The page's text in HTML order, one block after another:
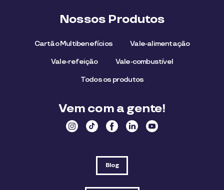
Nossos Produtos
Cartão Multibenefícios Vale-alimentação
Vale-refeição Vale-combustível
Todos os produtos
Vem com a gente!
Blog